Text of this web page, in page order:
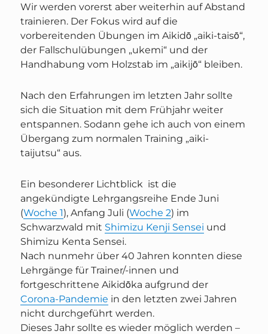
Wir werden vorerst aber weiterhin auf Abstand
trainieren. Der Fokus wird auf die
vorbereitenden Übungen im Aikidō „aiki-taisō“,
der Fallschulübungen „ukemi“ und der
Handhabung vom Holzstab im „aikijō“ bleiben.
Nach den Erfahrungen im letzten Jahr sollte
sich die Situation mit dem Frühjahr weiter
entspannen. Sodann gehe ich auch von einem
Übergang zum normalen Training „aiki-
taijutsu“ aus.
Ein besonderer Lichtblick ist die
angekündigte Lehrgangsreihe Ende Juni
(Woche 1), Anfang Juli (Woche 2) im
Schwarzwald mit Shimizu Kenji Sensei und
Shimizu Kenta Sensei.
Nach nunmehr über 40 Jahren konnten diese
Lehrgänge für Trainer/-innen und
fortgeschrittene Aikidōka aufgrund der
Corona-Pandemie in den letzten zwei Jahren
nicht durchgeführt werden.
Dieses Jahr sollte es wieder möglich werden –